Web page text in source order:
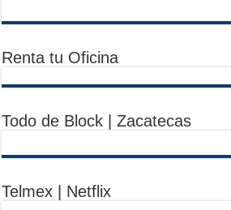
Renta tu Oficina
Todo de Block | Zacatecas
Telmex | Netflix